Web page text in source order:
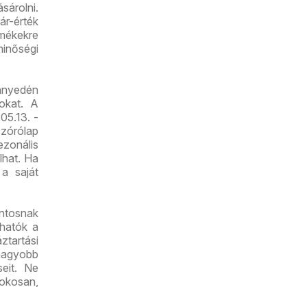
érték
A
-
Ha
saját
a
Ne